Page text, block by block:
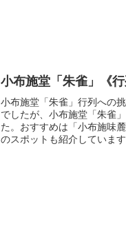
小布施堂「朱雀」《
小布施堂「朱雀」行列への
でしたが、小布施堂「朱雀
た。おすすめは「小布施味
のスポットも紹介しています